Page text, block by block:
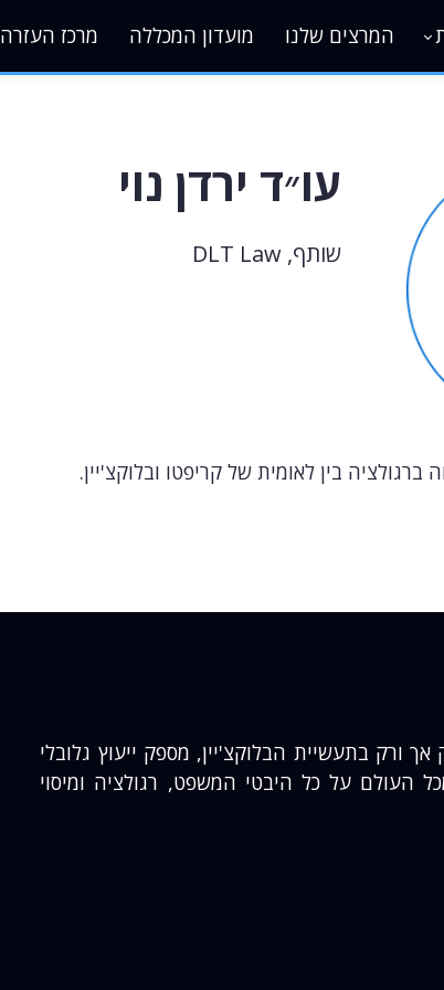
המרצים שלנו מועדון המכללה מרכז העזרה
עו״ד ירדן נוי
שותף, DLT Law
ורק בתעשיית הבלוקצ'יין, מספק ייעוץ גלובלי
העולם על כל היבטי המשפט, רגולציה ומיסוי